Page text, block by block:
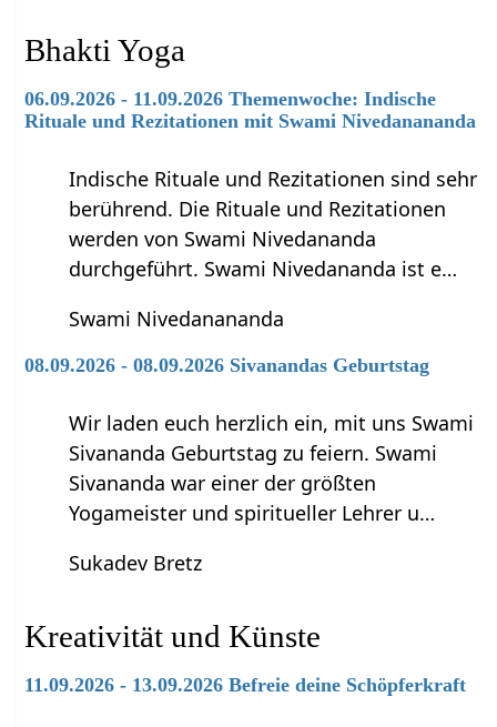
Bhakti Yoga
06.09.2026 - 11.09.2026 Themenwoche: Indische
Rituale und Rezitationen mit Swami Nivedanananda
Indische Rituale und Rezitationen sind sehr
berührend. Die Rituale und Rezitationen
werden von Swami Nivedananda
durchgeführt. Swami Nivedananda ist e…
Swami Nivedanananda
08.09.2026 - 08.09.2026 Sivanandas Geburtstag
Wir laden euch herzlich ein, mit uns Swami
Sivananda Geburtstag zu feiern. Swami
Sivananda war einer der größten
Yogameister und spiritueller Lehrer u…
Sukadev Bretz
Kreativität und Künste
11.09.2026 - 13.09.2026 Befreie deine Schöpferkraft